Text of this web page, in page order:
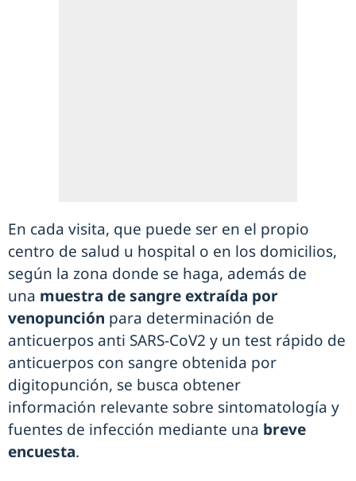
En cada visita, que puede ser en el propio
centro de salud u hospital o en los domicilios,
según la zona donde se haga, además de
una muestra de sangre extraída por
venopunción para determinación de
anticuerpos anti SARS-CoV2 y un test rápido de
anticuerpos con sangre obtenida por
digitopunción, se busca obtener
información relevante sobre sintomatología y
fuentes de infección mediante una breve
encuesta.